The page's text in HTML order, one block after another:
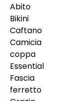
Abito
Bikini
Caftano
Camicia
coppa
Essential
Fascia
ferretto